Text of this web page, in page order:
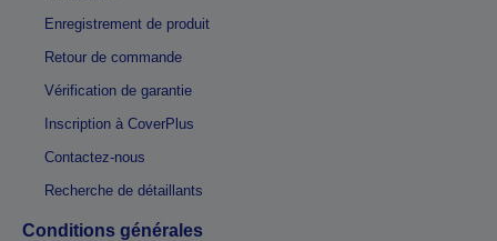
Enregistrement de produit
Retour de commande
Vérification de garantie
Inscription à CoverPlus
Contactez-nous
Recherche de détaillants
Conditions générales